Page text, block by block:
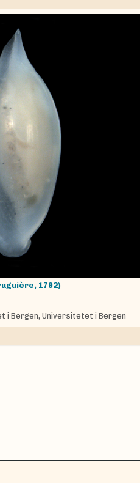
1792)
i Bergen, Universitetet i Bergen